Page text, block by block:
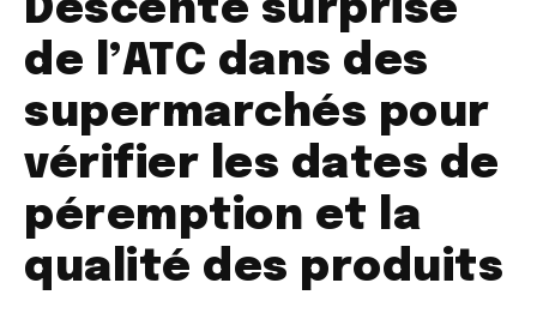
Descente surprise
de l’ATC dans des
supermarchés pour
vérifier les dates de
péremption et la
qualité des produits